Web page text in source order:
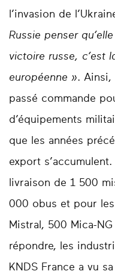
l’invasion de
Russie penser
victoire russe, c’est
européenne ». Ainsi,
passé commande
d’équipements
que les années
export
livraison de 1 500
000 obus et pour
Mistral, 500 Mica-
répondre, les
KNDS France a vu